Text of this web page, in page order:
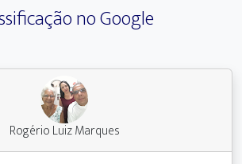
no Google
Rogério Luiz Marques